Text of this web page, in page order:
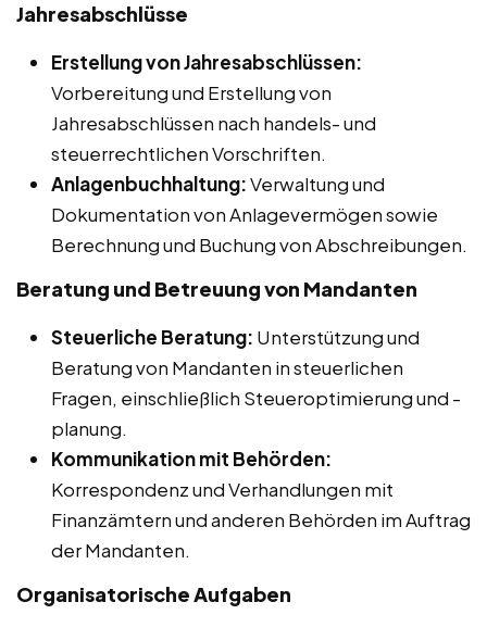
Jahresabschlüsse
Erstellung von Jahresabschlüssen:
Vorbereitung und Erstellung von
Jahresabschlüssen nach handels- und
steuerrechtlichen Vorschriften.
Anlagenbuchhaltung:Verwaltung und
Dokumentation von Anlagevermögen sowie
Berechnung und Buchung von Abschreibungen.
Beratung und Betreuung von Mandanten
Steuerliche Beratung: Unterstützung und
Beratung von Mandanten in steuerlichen
Fragen, einschließlich Steueroptimierung und -
planung.
Kommunikation mit Behörden:
Korrespondenz und Verhandlungen mit
Finanzämtern und anderen Behörden im Auftrag
der Mandanten.
Organisatorische Aufgaben